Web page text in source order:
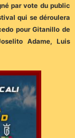
par vote du public
qui se déroulera
pour Gitanillo de
Adame, Luis